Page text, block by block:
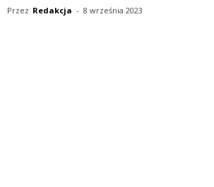
Przez Redakcja - 8 września 2023